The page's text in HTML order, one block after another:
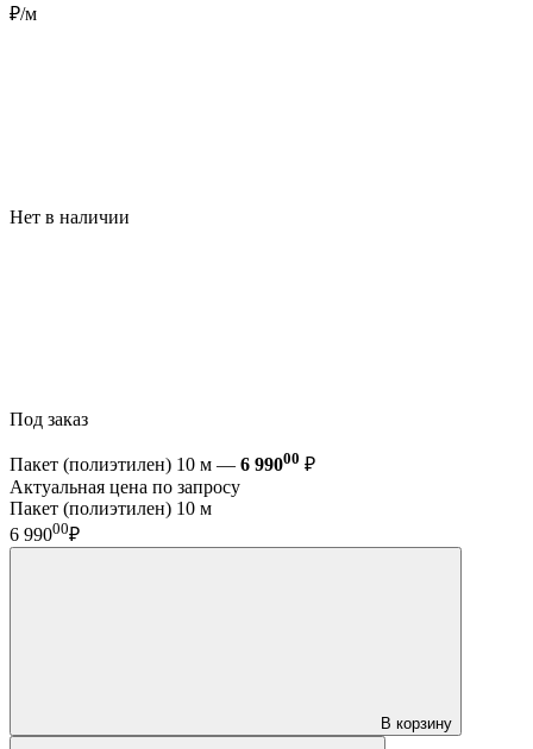
₽/м
Нет в наличии
Под заказ
Пакет (полиэтилен) 10 м — 6 99000 ₽
Актуальная цена по запросу
Пакет (полиэтилен) 10 м
6 99000₽
В корзину